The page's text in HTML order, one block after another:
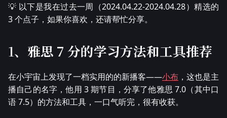
💡 以下是我在过去一周（2024.04.22-2024.04.28）精选的
3 个点子，如果你喜欢，还请帮忙分享。
1、 雅思 7 分的学习方法和工具推荐
在小宇宙上发现了一档实用的的新播客——小布 ，这也是主
播自己的名字，他用 3 期节目，分享了他雅思 7.0（其中口
语 7.5）的方法和工具，一口气听完，很有收获。